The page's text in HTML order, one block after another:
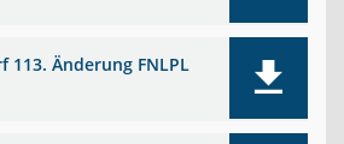
113. Änderung FNLPL